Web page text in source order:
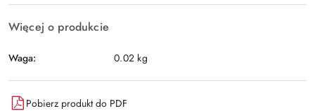
Więcej o produkcie
Waga: 0.02 kg
Pobierz produkt do PDF